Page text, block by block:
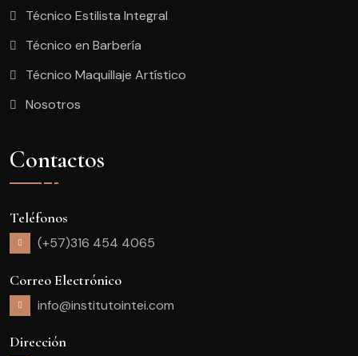
Técnico Estilista Integral
Técnico en Barbería
Técnico Maquillaje Artístico
Nosotros
Contactos
Teléfonos
(+57)316 454 4065
Correo Electrónico
info@institutointei.com
Dirección